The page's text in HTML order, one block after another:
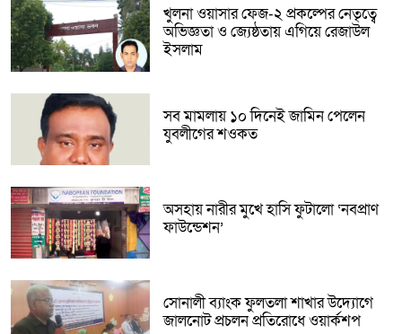
খুলনা ওয়াসার ফেজ-২ প্রকল্পের নেতৃত্বে
অভিজ্ঞতা ও জ্যেষ্ঠতায় এগিয়ে রেজাউল
ইসলাম
সব মামলায় ১০ দিনেই জামিন পেলেন
যুবলীগের শওকত
অসহায় নারীর মুখে হাসি ফুটালো ‘নবপ্রাণ
ফাউন্ডেশন’
সোনালী ব্যাংক ফুলতলা শাখার উদ্যোগে
জালনোট প্রচলন প্রতিরোধে ওয়ার্কশপ